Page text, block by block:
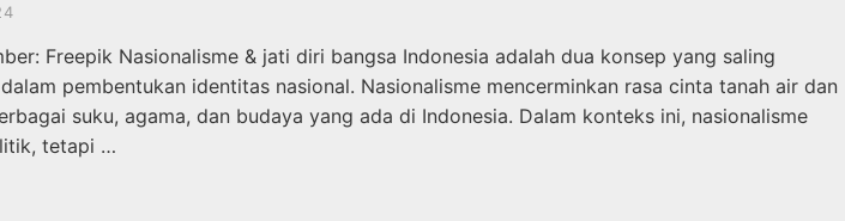
Freepik Nasionalisme & jati diri bangsa Indonesia adalah dua konsep yang saling
pembentukan identitas nasional. Nasionalisme mencerminkan rasa cinta tanah air dan
suku, agama, dan budaya yang ada di Indonesia. Dalam konteks ini, nasionalisme
tetapi …